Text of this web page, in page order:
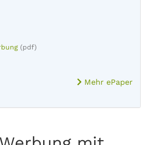
(pdf)
Mehr ePaper